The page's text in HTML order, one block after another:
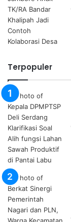
Terpopuler